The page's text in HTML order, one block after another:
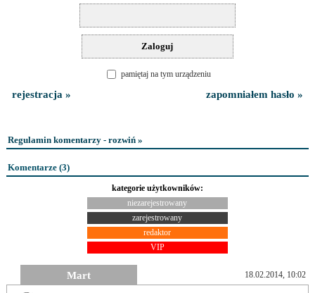
pamiętaj na tym urządzeniu
rejestracja » zapomniałem hasło »
Regulamin komentarzy - rozwiń »
Komentarze (3)
kategorie użytkowników:
niezarejestrowany
zarejestrowany
redaktor
VIP
Mart 18.02.2014, 10:02